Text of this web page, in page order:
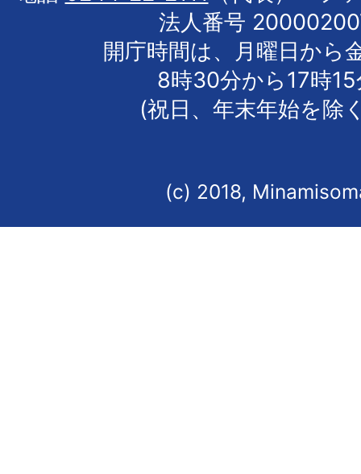
法人番号
開庁時間は、月曜日から
8時30分から17時
(祝日、年末年始を除
(c) 2018,